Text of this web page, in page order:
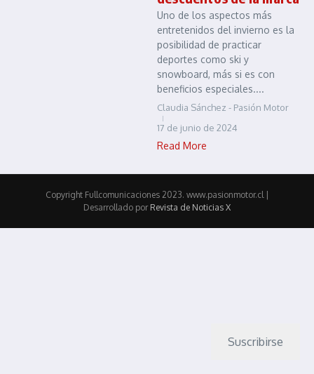
Uno de los aspectos más
entretenidos del invierno es la
posibilidad de practicar
deportes como ski y
snowboard, más si es con
beneficios especiales....
Claudia Sánchez - Pasión Motor
17 de junio de 2024
Read More
Copyright Fullcomunicaciones 2023. www.pasionmotor.cl |
Desarrollado por Revista de Noticias X
Suscribirse